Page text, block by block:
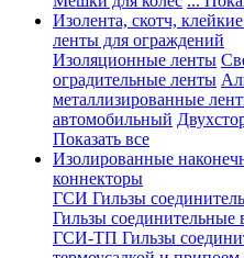
Изолента, скотч,
ленты для ограждений
Изоляционные ленты
оградительные ленты
металлизированные
автомобильный
Показать все
Изолированные
коннекторы
ГСИ Гильзы
Гильзы соединительные
ГСИ-ТП Гильзы